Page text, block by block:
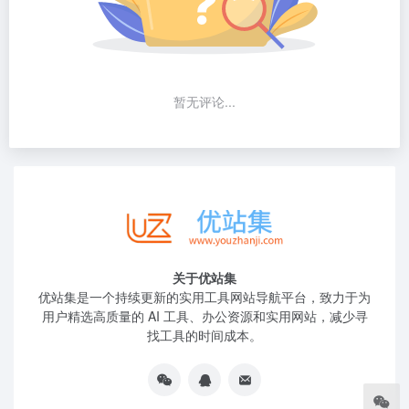
暂无评论...
关于优站集
优站集是一个持续更新的实用工具网站导航平台，致力于为
用户精选高质量的 AI 工具、办公资源和实用网站，减少寻
找工具的时间成本。